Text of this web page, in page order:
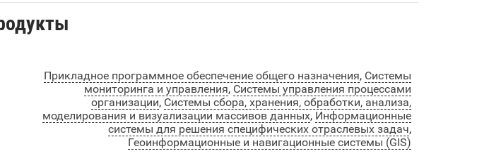
Прикладное программное обеспечение общего назначения, Системы
мониторинга и управления, Системы управления процессами
организации, Системы сбора, хранения, обработки, анализа,
моделирования и визуализации массивов данных, Информационные
системы для решения специфических отраслевых задач,
Геоинформационные и навигационные системы (GIS)